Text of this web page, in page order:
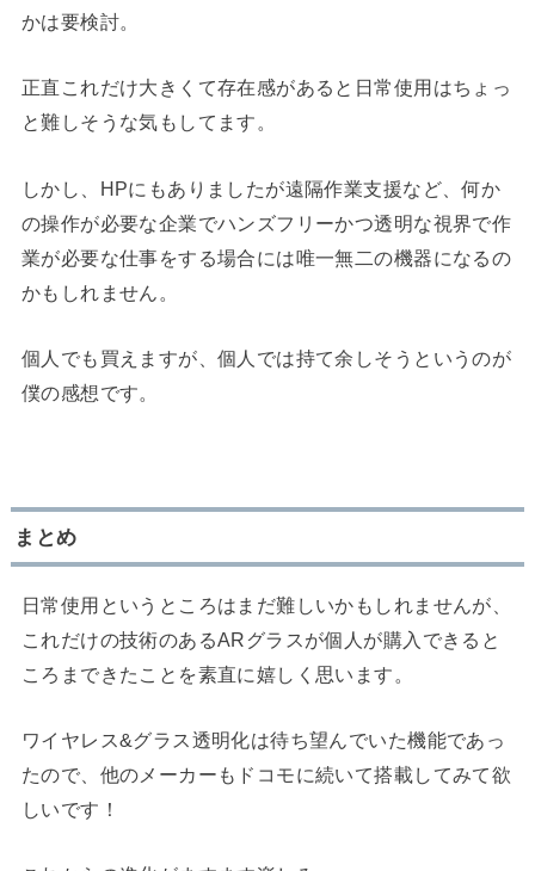
かは要検討。
正直これだけ大きくて存在感があると日常使用はちょっ
と難しそうな気もしてます。
しかし、HPにもありましたが遠隔作業支援など、何か
の操作が必要な企業でハンズフリーかつ透明な視界で作
業が必要な仕事をする場合には唯一無二の機器になるの
かもしれません。
個人でも買えますが、個人では持て余しそうというのが
僕の感想です。
まとめ
日常使用というところはまだ難しいかもしれませんが、
これだけの技術のあるARグラスが個人が購入できると
ころまできたことを素直に嬉しく思います。
ワイヤレス&グラス透明化は待ち望んでいた機能であっ
たので、他のメーカーもドコモに続いて搭載してみて欲
しいです！